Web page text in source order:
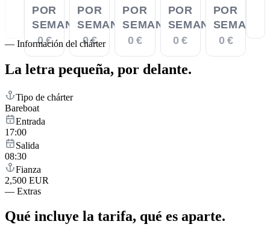
POR
SEMANA
0 €
POR
SEMANA
0 €
POR
SEMANA
0 €
POR
SEMANA
0 €
POR
SEMANA
0 €
— Información del chárter
La letra pequeña, por delante.
Tipo de chárter
Bareboat
Entrada
17:00
Salida
08:30
Fianza
2,500 EUR
— Extras
Qué incluye la tarifa, qué es aparte.